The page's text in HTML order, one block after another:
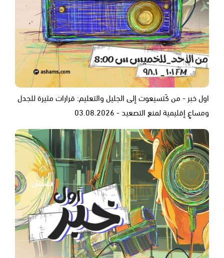
اول خبر - من كَتسيعوت إلى الجليل والتعليم: قرارات مثيرة للجدل
ومساعٍ إقليمية لمنع التصعيد - 03.08.2026